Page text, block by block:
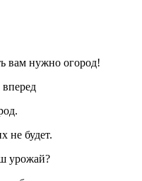
вам нужно огород!
не будет.
урожай?